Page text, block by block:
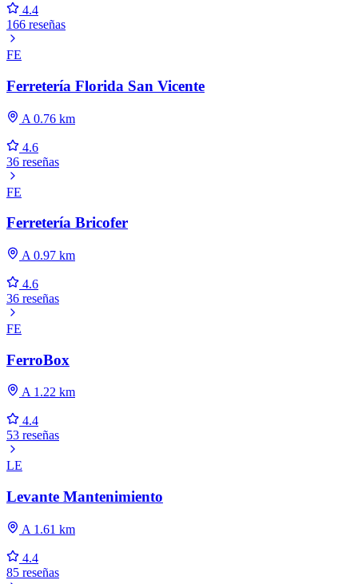
4.4
166 reseñas
FE
Ferretería Florida San Vicente
A 0.76 km
4.6
36 reseñas
FE
Ferretería Bricofer
A 0.97 km
4.6
36 reseñas
FE
FerroBox
A 1.22 km
4.4
53 reseñas
LE
Levante Mantenimiento
A 1.61 km
4.4
85 reseñas